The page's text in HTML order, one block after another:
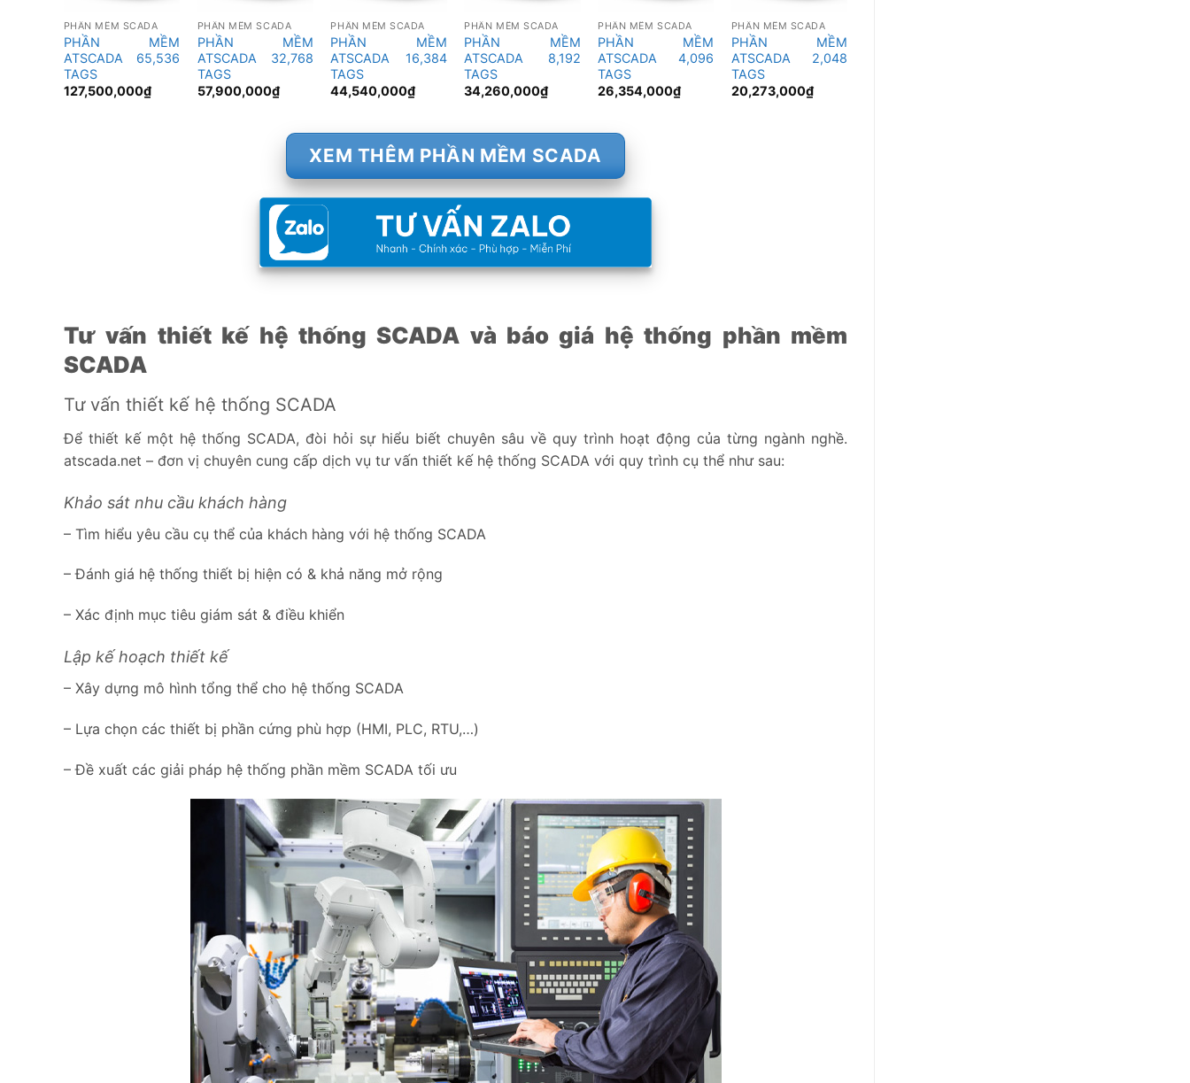
PHẦN MỀM SCADA
PHẦN MỀM
ATSCADA 65,536
TAGS
127,500,000₫
PHẦN MỀM SCADA
PHẦN MỀM
ATSCADA 32,768
TAGS
57,900,000₫
PHẦN MỀM SCADA
PHẦN MỀM
ATSCADA 16,384
TAGS
44,540,000₫
PHẦN MỀM SCADA
PHẦN MỀM
ATSCADA 8,192
TAGS
34,260,000₫
PHẦN MỀM SCADA
PHẦN MỀM
ATSCADA 4,096
TAGS
26,354,000₫
PHẦN MỀM SCADA
PHẦN MỀM
ATSCADA 2,048
TAGS
20,273,000₫
XEM THÊM PHẦN MỀM SCADA
Tư vấn thiết kế hệ thống SCADA và báo giá hệ thống phần mềm
SCADA
Tư vấn thiết kế hệ thống SCADA
Để thiết kế một hệ thống SCADA, đòi hỏi sự hiểu biết chuyên sâu về quy trình hoạt động của từng ngành nghề.
atscada.net – đơn vị chuyên cung cấp dịch vụ tư vấn thiết kế hệ thống SCADA với quy trình cụ thể như sau:
Khảo sát nhu cầu khách hàng
– Tìm hiểu yêu cầu cụ thể của khách hàng với hệ thống SCADA
– Đánh giá hệ thống thiết bị hiện có & khả năng mở rộng
– Xác định mục tiêu giám sát & điều khiển
Lập kế hoạch thiết kế
– Xây dựng mô hình tổng thể cho hệ thống SCADA
– Lựa chọn các thiết bị phần cứng phù hợp (HMI, PLC, RTU,…)
– Đề xuất các giải pháp hệ thống phần mềm SCADA tối ưu